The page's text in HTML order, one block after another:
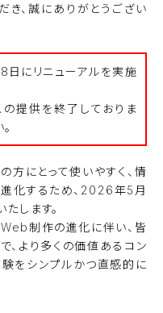
、誠にありがとうござい
にリニューアルを実施
の提供を終了しておりま
方にとって使いやすく、情
進化するため、2026年5月
します。
制作の進化に伴い、皆
、より多くの価値あるコン
をシンプルかつ直感的に